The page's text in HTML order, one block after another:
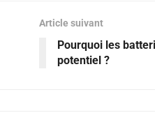
Article suivant
Pourquoi les
potentiel ?